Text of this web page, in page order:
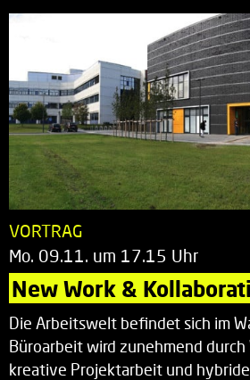
VORTRAG
Mo. 09.11. um 17.15 Uhr
New Work &
Die Arbeitswelt befindet sich im
Büroarbeit wird zunehmend durch
kreative Projektarbeit und